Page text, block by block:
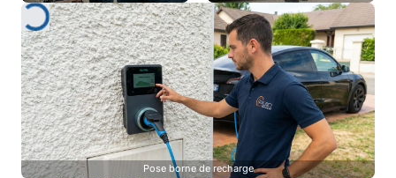
Pose borne de recharge